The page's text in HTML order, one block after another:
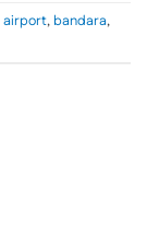
airport, bandara,